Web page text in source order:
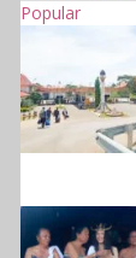
Popular